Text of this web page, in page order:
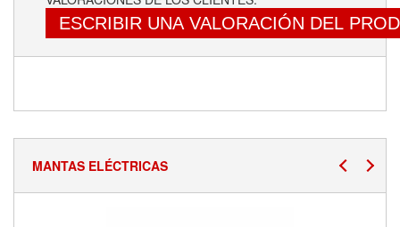
ESCRIBIR UNA VALORACIÓN DEL
MANTAS ELÉCTRICAS